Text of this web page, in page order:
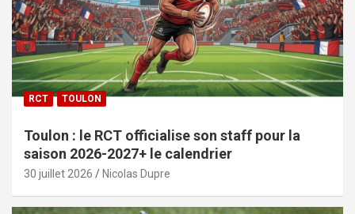
RCT TOULON
Toulon : le RCT officialise son staff pour la
saison 2026-2027+ le calendrier
30 juillet 2026 Nicolas Dupre